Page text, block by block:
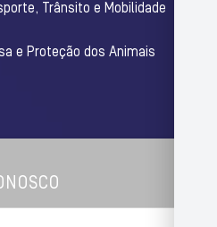
Trânsito e Mobilidade
e Proteção dos Animais